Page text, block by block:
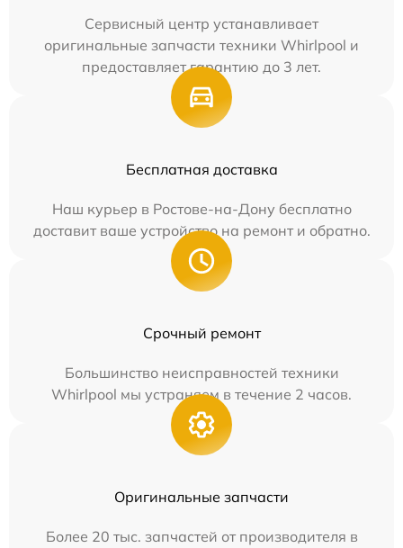
Сервисный центр устанавливает
оригинальные запчасти техники Whirlpool и
предоставляет гарантию до 3 лет.
Бесплатная доставка
Наш курьер в Ростове-на-Дону бесплатно
доставит ваше устройство на ремонт и обратно.
Срочный ремонт
Большинство неисправностей техники
Whirlpool мы устраняем в течение 2 часов.
Оригинальные запчасти
Более 20 тыс. запчастей от производителя в